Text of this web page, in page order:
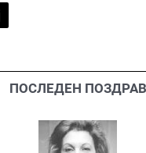
ПОСЛЕДЕН ПОЗДРАВ